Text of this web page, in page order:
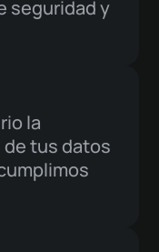
seguridad y
la
de tus datos